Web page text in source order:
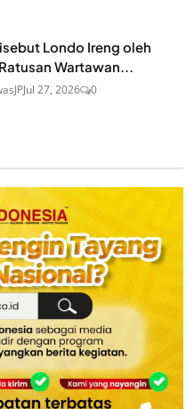
Londo Ireng oleh
Wartawan...
Jul 27, 2026 0